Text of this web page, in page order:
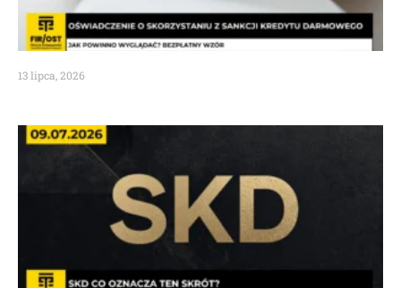
13 lipca, 2026